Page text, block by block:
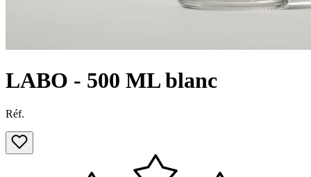
LABO - 500 ML blanc
Réf.